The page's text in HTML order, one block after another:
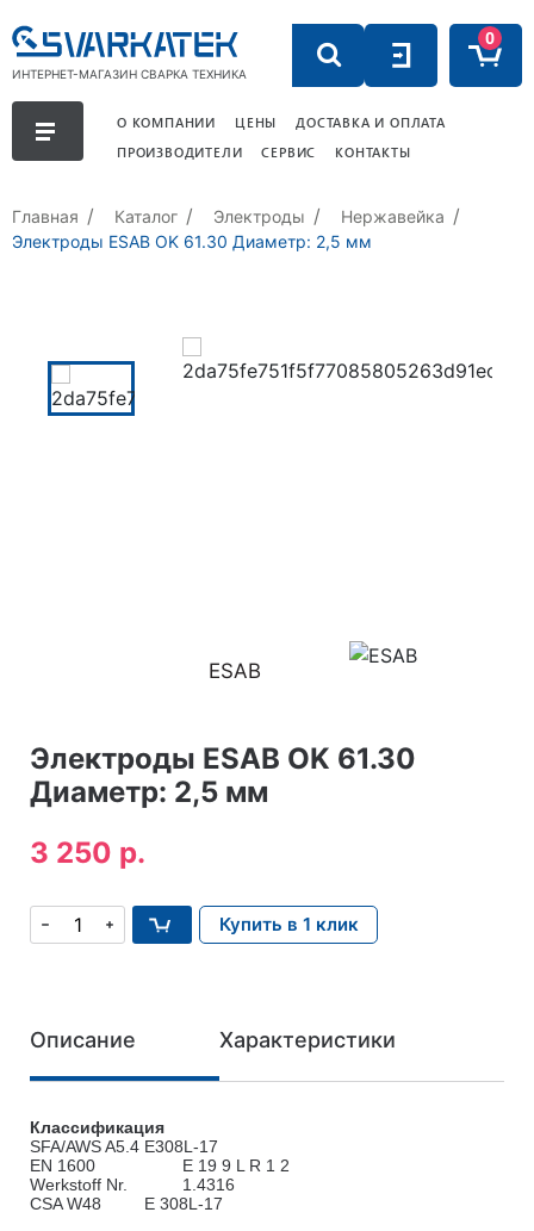
ИНТЕРНЕТ-МАГАЗИН СВАРКА ТЕХНИКА
0
О КОМПАНИИ ЦЕНЫ
ДОСТАВКА И ОПЛАТА
ПРОИЗВОДИТЕЛИ
СЕРВИС КОНТАКТЫ
Главная Каталог Электроды
Нержавейка
Электроды ESAB OK 61.30 Диаметр: 2,5 мм
ESAB
Электроды ESAB OK 61.30
Диаметр: 2,5 мм
3 250 р.
Купить в 1 клик
Описание Характеристики
Классификация
SFA/AWS A5.4 E308L-17
EN 1600
E 19 9 L R 1 2
Werkstoff Nr.
1.4316
CSA W48
E 308L-17